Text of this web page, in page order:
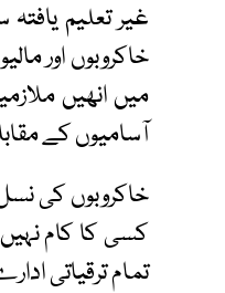
غیر تعلیم
خاکروبوں اور
میں انھیں
آسامیوں کے
خاکروبوں کی
کسی کا کام
تمام ترقیاتی